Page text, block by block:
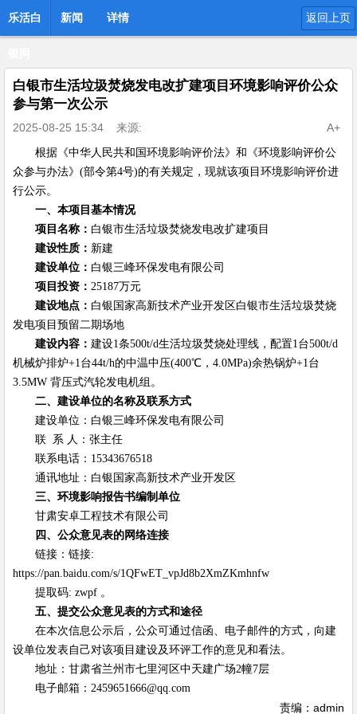
乐活白 新闻 详情 返回上页
白银市生活垃圾焚烧发电改扩建项目环境影响评价公众
参与第一次公示
2025-08-25 15:34 来源: A+
根据《中华人民共和国环境影响评价法》和《环境影响评价公
众参与办法》(部令第4号)的有关规定，现就该项目环境影响评价进
行公示。
一、 本项目基本情况
项目名称： 白银市生活垃圾焚烧发电改扩建项目
建设性质： 新建
建设单位： 白银三峰环保发电有限公司
项目投资： 25187万元
建设地点 ： 白银国家高新技术产业开发区白银市生活垃圾焚烧
发电项目预留二期场地
建设内容： 建设1条500t/d生活垃圾焚烧处理线，配置1台500t/d
机械炉排炉+1台44t/h的中温中压(400℃，4.0MPa)余热锅炉+1台
3.5MW 背压式汽轮发电机组。
二、建设单位的名称及联系方式
建设单位：白银三峰环保发电有限公司
联 系 人：张主任
联系电话：15343676518
通讯地址：白银国家高新技术产业开发区
三、环境影响报告书编制单位
甘肃安卓工程技术有限公司
四 、公众意见表的网络连接
链接：链接:
https://pan.baidu.com/s/1QFwET_vpJd8b2XmZKmhnfw
提取码: zwpf 。
五、提交公众意见表的方式和途径
在本次信息公示后，公众可通过信函、电子邮件的方式，向建
设单位发表自己对该项目建设及环评工作的意见和看法。
地址：甘肃省兰州市七里河区中天建广场2幢7层
电子邮箱：2459651666@qq.com
责编：admin